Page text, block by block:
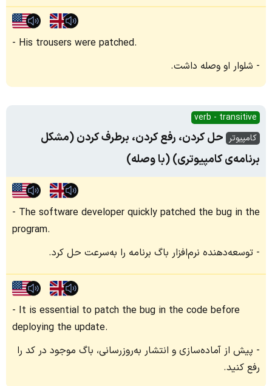
His trousers were patched.
شلوار او وصله داشت.
verb - transitive
کامپیوتر حل کردن، رفع کردن، برطرف کردن (مشکل
برنامه‌ی کامپیوتری) (با وصله)
The software developer quickly patched the bug in the
program.
توسعه‌دهنده نرم‌افزار باگ برنامه را به‌سرعت حل کرد.
It is essential to patch the bug in the code before
deploying the update.
پیش از آماده‌سازی و انتشار به‌روزرسانی، باگ موجود در کد را
رفع کنید.